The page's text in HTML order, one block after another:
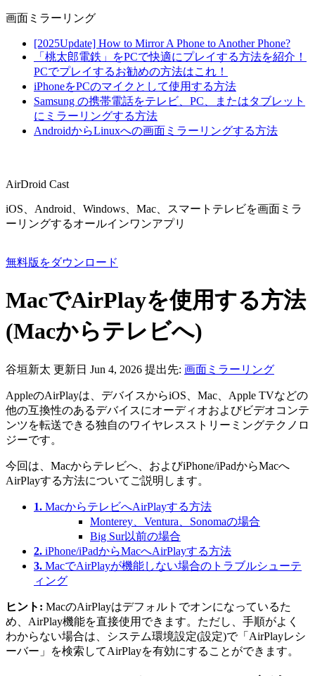
画面ミラーリング
[2025Update] How to Mirror A Phone to Another Phone?
「桃太郎電鉄」をPCで快適にプレイする方法を紹介！
PCでプレイするお勧めの方法はこれ！
iPhoneをPCのマイクとして使用する方法
Samsung の携帯電話をテレビ、PC、またはタブレット
にミラーリングする方法
AndroidからLinuxへの画面ミラーリングする方法
AirDroid Cast
iOS、Android、Windows、Mac、スマートテレビを画面ミラ
ーリングするオールインワンアプリ
無料版をダウンロード
MacでAirPlayを使用する方法
(Macからテレビへ)
谷垣新太 更新日 Jun 4, 2026 提出先: 画面ミラーリング
AppleのAirPlayは、デバイスからiOS、Mac、Apple TVなどの
他の互換性のあるデバイスにオーディオおよびビデオコンテ
ンツを転送できる独自のワイヤレスストリーミングテクノロ
ジーです。
今回は、Macからテレビへ、およびiPhone/iPadからMacへ
AirPlayする方法についてご説明します。
1. MacからテレビへAirPlayする方法
Monterey、Ventura、Sonomaの場合
Big Sur以前の場合
2. iPhone/iPadからMacへAirPlayする方法
3. MacでAirPlayが機能しない場合のトラブルシューテ
ィング
ヒント: MacのAirPlayはデフォルトでオンになっているた
め、AirPlay機能を直接使用できます。ただし、手順がよく
わからない場合は、システム環境設定(設定)で「AirPlayレシ
ーバー」を検索してAirPlayを有効にすることができます。